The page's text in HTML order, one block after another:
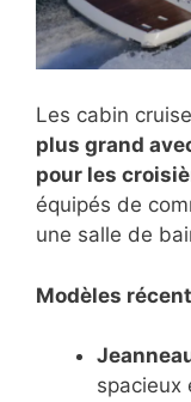
Les cabin
plus grand
pour les
équipés de
une salle de
Modèles
spacieux